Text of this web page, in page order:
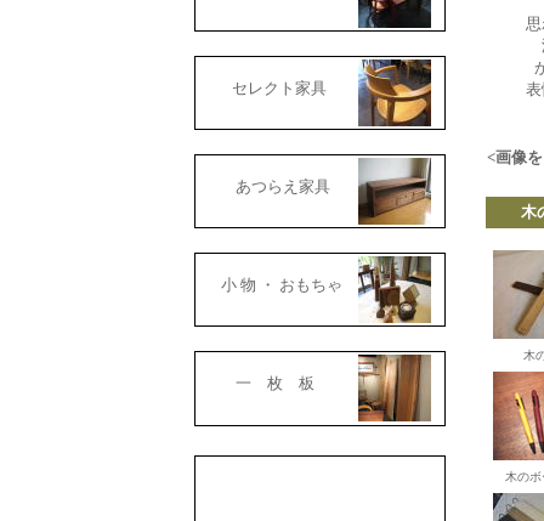
<画像を
木
木
木のボ
セレクト家具
あつらえ家具
小 物 ・ おもちゃ
一 枚 板